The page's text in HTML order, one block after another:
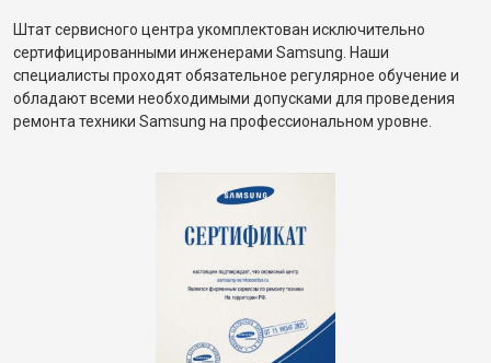
Штат сервисного центра укомплектован исключительно
сертифицированными инженерами Samsung. Наши
специалисты проходят обязательное регулярное обучение и
обладают всеми необходимыми допусками для проведения
ремонта техники Samsung на профессиональном уровне.